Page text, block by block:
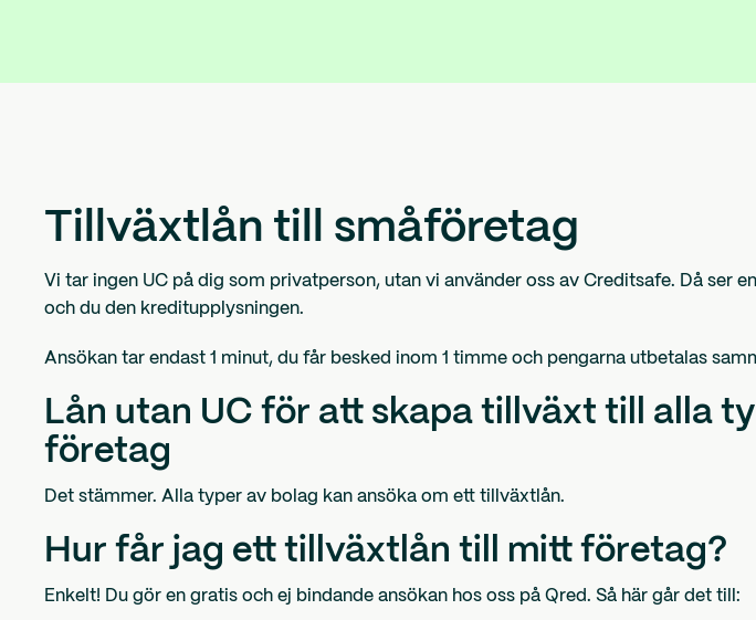
Tillväxtlån till småföretag
Vi tar ingen UC på dig som privatperson, utan vi använder oss av Creditsafe. Då ser
och du den kreditupplysningen.
Ansökan tar endast 1 minut, du får besked inom 1 timme och pengarna utbetalas
Lån utan UC för att skapa tillväxt till alla
företag
Det stämmer. Alla typer av bolag kan ansöka om ett tillväxtlån.
Hur får jag ett tillväxtlån till mitt företag?
Enkelt! Du gör en gratis och ej bindande ansökan hos oss på Qred. Så här går det till: